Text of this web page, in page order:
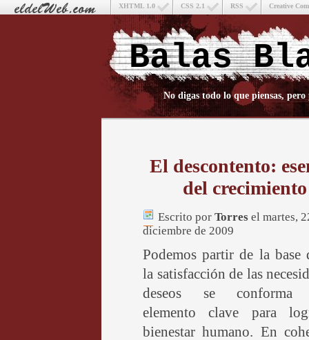
Creative
RSS
CSS 2.1
XHTML 1.0
Balas
No digas todo lo que piensas,
El descontento:
del crecimiento
Escrito por Torres el martes,
diciembre de 2009
Podemos partir de la base
la satisfacción de las
deseos se conforma
elemento clave para
bienestar humano. En